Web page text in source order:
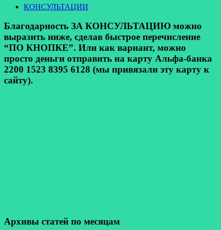
КОНСУЛЬТАЦИИ
Благодарность ЗА КОНСУЛЬТАЦИЮ можно
выразить ниже, сделав быстрое перечисление
“ПО КНОПКЕ”. Или как вариант, можно
просто деньги отправить на карту Альфа-банка
2200 1523 8395 6128 (мы привязали эту карту к
сайту).
Архивы статей по месяцам